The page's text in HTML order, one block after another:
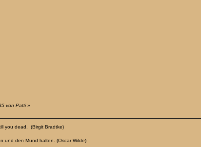
von Patti»
you dead. (Birgit Bradtke)
und den Mund halten. (Oscar Wilde)